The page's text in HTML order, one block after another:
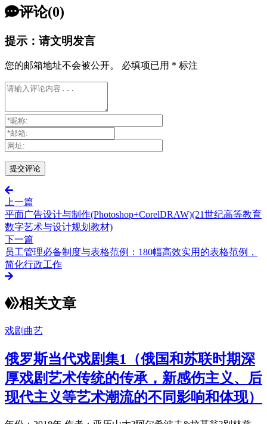
评论(0)
提示：请文明发言
您的邮箱地址不会被公开。 必填项已用 * 标注
上一篇
平面广告设计与制作(Photoshop+CorelDRAW)(21世纪高等教育
数字艺术与设计规划教材)
下一篇
员工管理必备制度与表格范例：180幅高效实用的表格范例，
简化行政工作
相关文章
戏剧曲艺
俄罗斯当代戏剧集1（俄国和苏联时期深
厚戏剧艺术传统的传承，新感伤主义、后
现代主义等艺术潮流的不同影响和体现）